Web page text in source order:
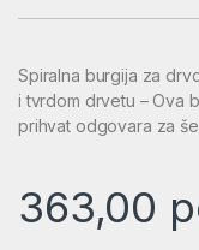
Spiralna burgija za
i tvrdom drvetu – Ova
prihvat odgovara za
363,00